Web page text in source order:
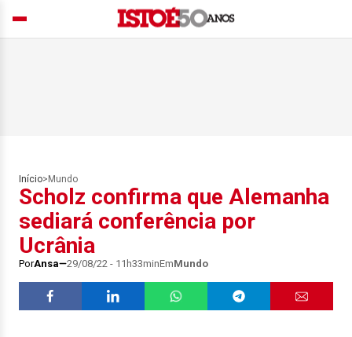
Início> Mundo
Scholz confirma que Alemanha
sediará conferência por
Ucrânia
PorAnsa 29/08/22 - 11h33minEmMundo